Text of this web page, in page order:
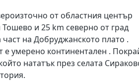
от областния център
и 25 km северно от град
на Добруджанското плато .
е умерено континентален .
нататък през селата